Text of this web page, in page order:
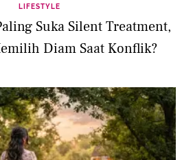
LIFESTYLE
Suka Silent Treatment,
Diam Saat Konflik?